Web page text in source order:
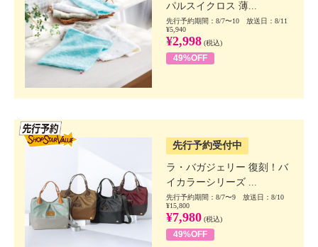
パルスイクロス 薄...
先行予約期間：8/7〜10 放送日：8/11
¥5,940
¥2,998 (税込)
49%OFF
先行予約受付中
ラ・バガジェリー 復刻！バ
イカラーシリーズ ...
先行予約期間：8/7〜9 放送日：8/10
¥15,800
¥7,980 (税込)
49%OFF